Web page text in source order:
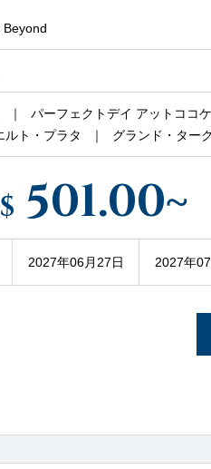
パーフェクトデイ アットココ
ルト・プラタ
グランド・ターク
$ 501.00~
2027年06月27日 2027年